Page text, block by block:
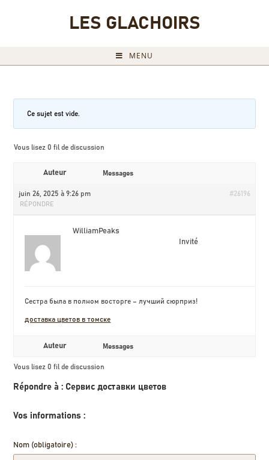
LES GLACHOIRS
MENU
Ce sujet est vide.
Vous lisez 0 fil de discussion
Auteur Messages
juin 26, 2025 à 9:26 pm #26196
RÉPONDRE
WilliamPeaks
Invité
Сестра была в полном восторге – лучший сюрприз!
доставка цветов в томске
Auteur Messages
Vous lisez 0 fil de discussion
Répondre à : Сервис доставки цветов
Vos informations :
Nom (obligatoire) :